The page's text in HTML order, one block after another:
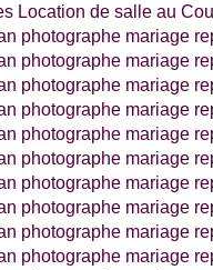
Location de salle au
photographe mariage
photographe mariage
photographe mariage
photographe mariage
photographe mariage
photographe mariage
photographe mariage
photographe mariage
photographe mariage
photographe mariage